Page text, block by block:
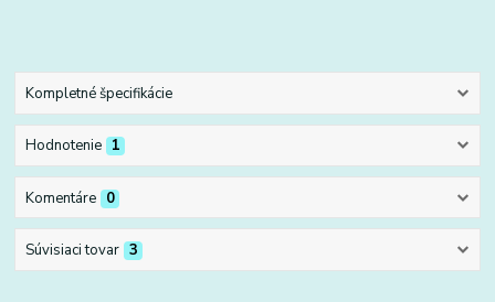
Kompletné špecifikácie
Hodnotenie 1
Komentáre 0
Súvisiaci tovar 3